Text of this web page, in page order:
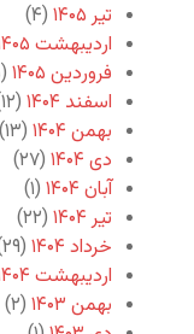
تیر ۱۴۰۵
(۴)
اردیبهشت ۱۴۰۵
فروردین ۱۴۰۵
(۵)
اسفند ۱۴۰۴
(۱۲)
بهمن ۱۴۰۴
(۱۳)
دی ۱۴۰۴
(۲۷)
آبان ۱۴۰۴
(۱)
تیر ۱۴۰۴
(۲۲)
خرداد ۱۴۰۴
(۲۹)
اردیبهشت ۱۴۰۴
بهمن ۱۴۰۳
(۲)